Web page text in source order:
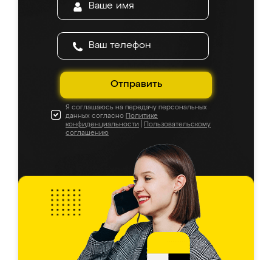
Отправить
Я соглашаюсь на передачу персональных
данных согласно Политике
конфиденциальности
Пользовательскому
соглашению